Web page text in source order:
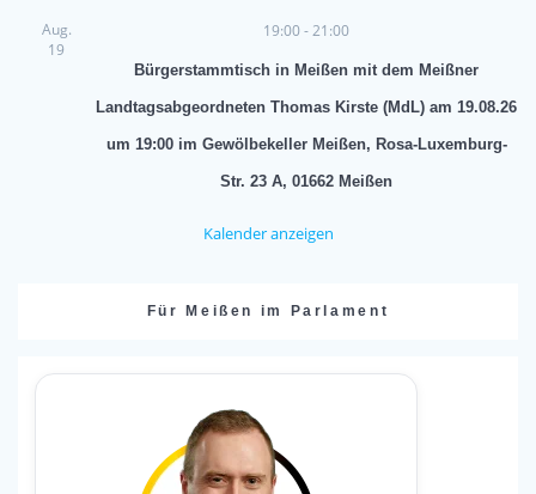
Aug.
19
19:00-21:00
Bürgerstammtisch in Meißen mit dem Meißner
Landtagsabgeordneten Thomas Kirste (MdL) am 19.08.26
um 19:00 im Gewölbekeller Meißen, Rosa-Luxemburg-
Str. 23 A, 01662 Meißen
Kalender anzeigen
Für Meißen im Parlament